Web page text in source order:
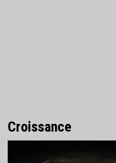
Croissance